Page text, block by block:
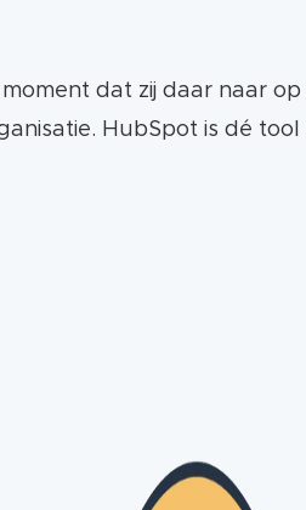
Ook als je wil
dat zij daar naar op
HubSpot is dé tool